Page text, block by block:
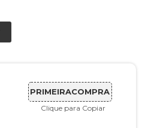
PRIMEIRACOMPRA
Clique para Copiar